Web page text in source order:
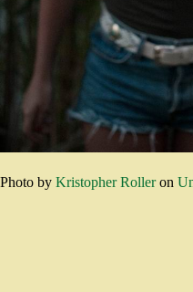
Photo by Kristopher Rolleron